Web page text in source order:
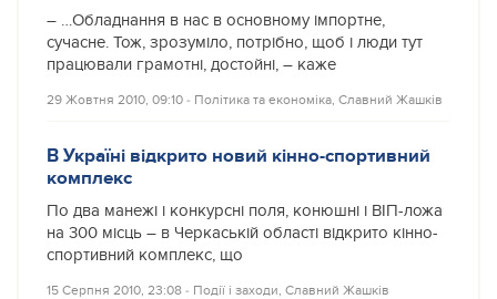
– …Обладнання в нас в основному імпортне,
сучасне. Тож, зрозуміло, потрібно, щоб і люди тут
працювали грамотні, достойні, – каже
29 Жовтня 2010, 09:10 ‐ Політика та економіка, Славний Жашків
В Україні відкрито новий кінно-спортивний
комплекс
По два манежі і конкурсні поля, конюшні і ВІП-ложа
на 300 місць – в Черкаській області відкрито кінно-
спортивний комплекс, що
15 Серпня 2010, 23:08 ‐ Події і заходи, Славний Жашків